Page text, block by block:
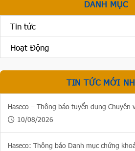
DANH MỤC
Tin tức
Hoạt Động
TIN TỨC MỚI
Haseco – Thông báo tuyển dụng Chuyên
10/08/2026
Haseco: Thông báo Danh mục chứng